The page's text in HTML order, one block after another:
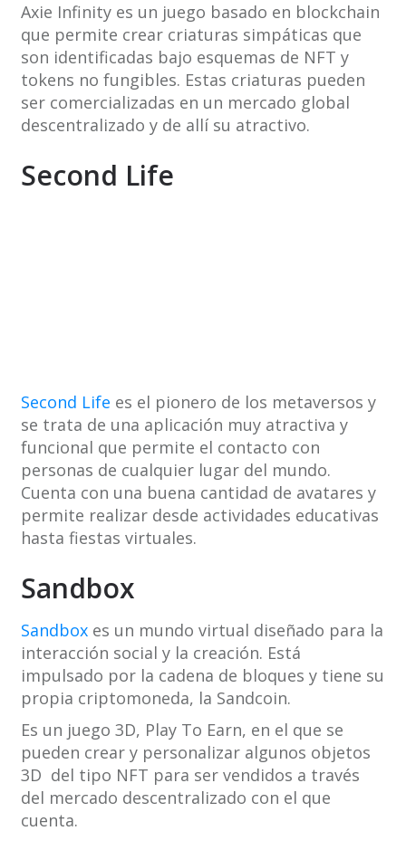
Axie Infinity es un juego basado en blockchain
que permite crear criaturas simpáticas que
son identificadas bajo esquemas de NFT y
tokens no fungibles. Estas criaturas pueden
ser comercializadas en un mercado global
descentralizado y de allí su atractivo.
Second Life
Second Life es el pionero de los metaversos y
se trata de una aplicación muy atractiva y
funcional que permite el contacto con
personas de cualquier lugar del mundo.
Cuenta con una buena cantidad de avatares y
permite realizar desde actividades educativas
hasta fiestas virtuales.
Sandbox
Sandboxes un mundo virtual diseñado para la
interacción social y la creación. Está
impulsado por la cadena de bloques y tiene su
propia criptomoneda, la Sandcoin.
Es un juego 3D, Play To Earn, en el que se
pueden crear y personalizar algunos objetos
3D del tipo NFT para ser vendidos a través
del mercado descentralizado con el que
cuenta.